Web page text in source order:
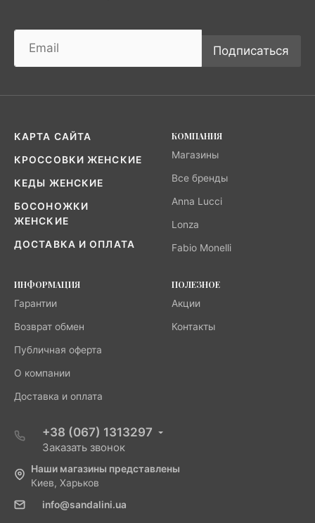
Подписаться
КАРТА САЙТА
КРОССОВКИ ЖЕНСКИЕ
КЕДЫ ЖЕНСКИЕ
БОСОНОЖКИ
ЖЕНСКИЕ
ДОСТАВКА И ОПЛАТА
КОМПАНИЯ
Магазины
Все бренды
Anna Lucci
Lonza
Fabio Monelli
ИНФОРМАЦИЯ
Гарантии
Возврат обмен
Публичная оферта
О компании
Доставка и оплата
ПОЛЕЗНОЕ
Акции
Контакты
+38 (067) 1313297
Заказать звонок
Наши магазины представлены
Киев, Харьков
info@sandalini.ua